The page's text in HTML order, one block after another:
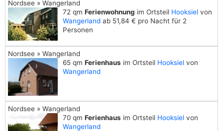
Nordsee » Wangerland
72 qm Ferienwohnung im Ortsteil Hooksiel von
Wangerland ab 51,84 € pro Nacht für 2
Personen
Nordsee » Wangerland
65 qm Ferienhaus im Ortsteil Hooksiel von
Wangerland
Nordsee » Wangerland
70 qm Ferienhaus im Ortsteil Hooksiel von
Wangerland